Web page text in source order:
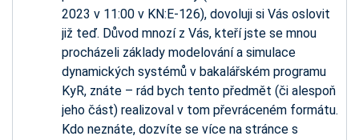
2023 v 11:00 v KN:E-126), dovoluji si Vás oslovit
již teď. Důvod mnozí z Vás, kteří jste se mnou
procházeli základy modelování a simulace
dynamických systémů v bakalářském programu
KyR, znáte – rád bych tento předmět (či alespoň
jeho část) realizoval v tom převráceném formátu.
Kdo neznáte, dozvíte se více na stránce s